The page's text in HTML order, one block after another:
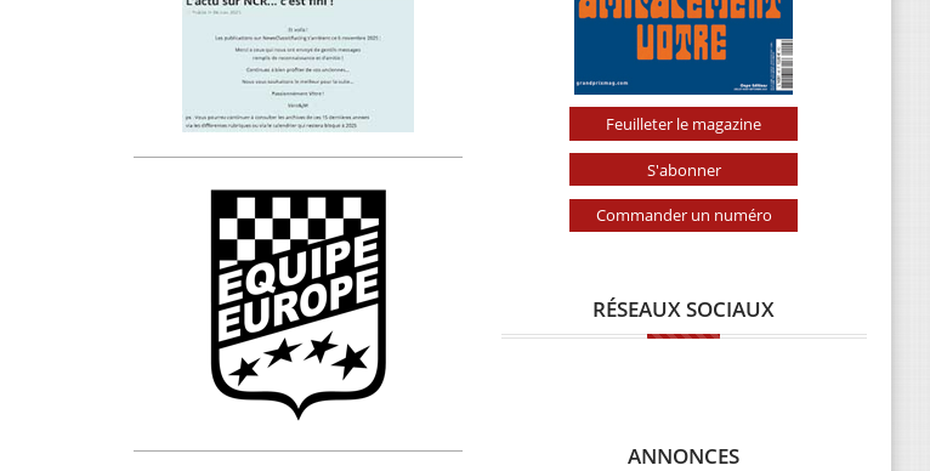
Feuilleter le magazine
S'abonner
Commander un numéro
RÉSEAUX SOCIAUX
ANNONCES